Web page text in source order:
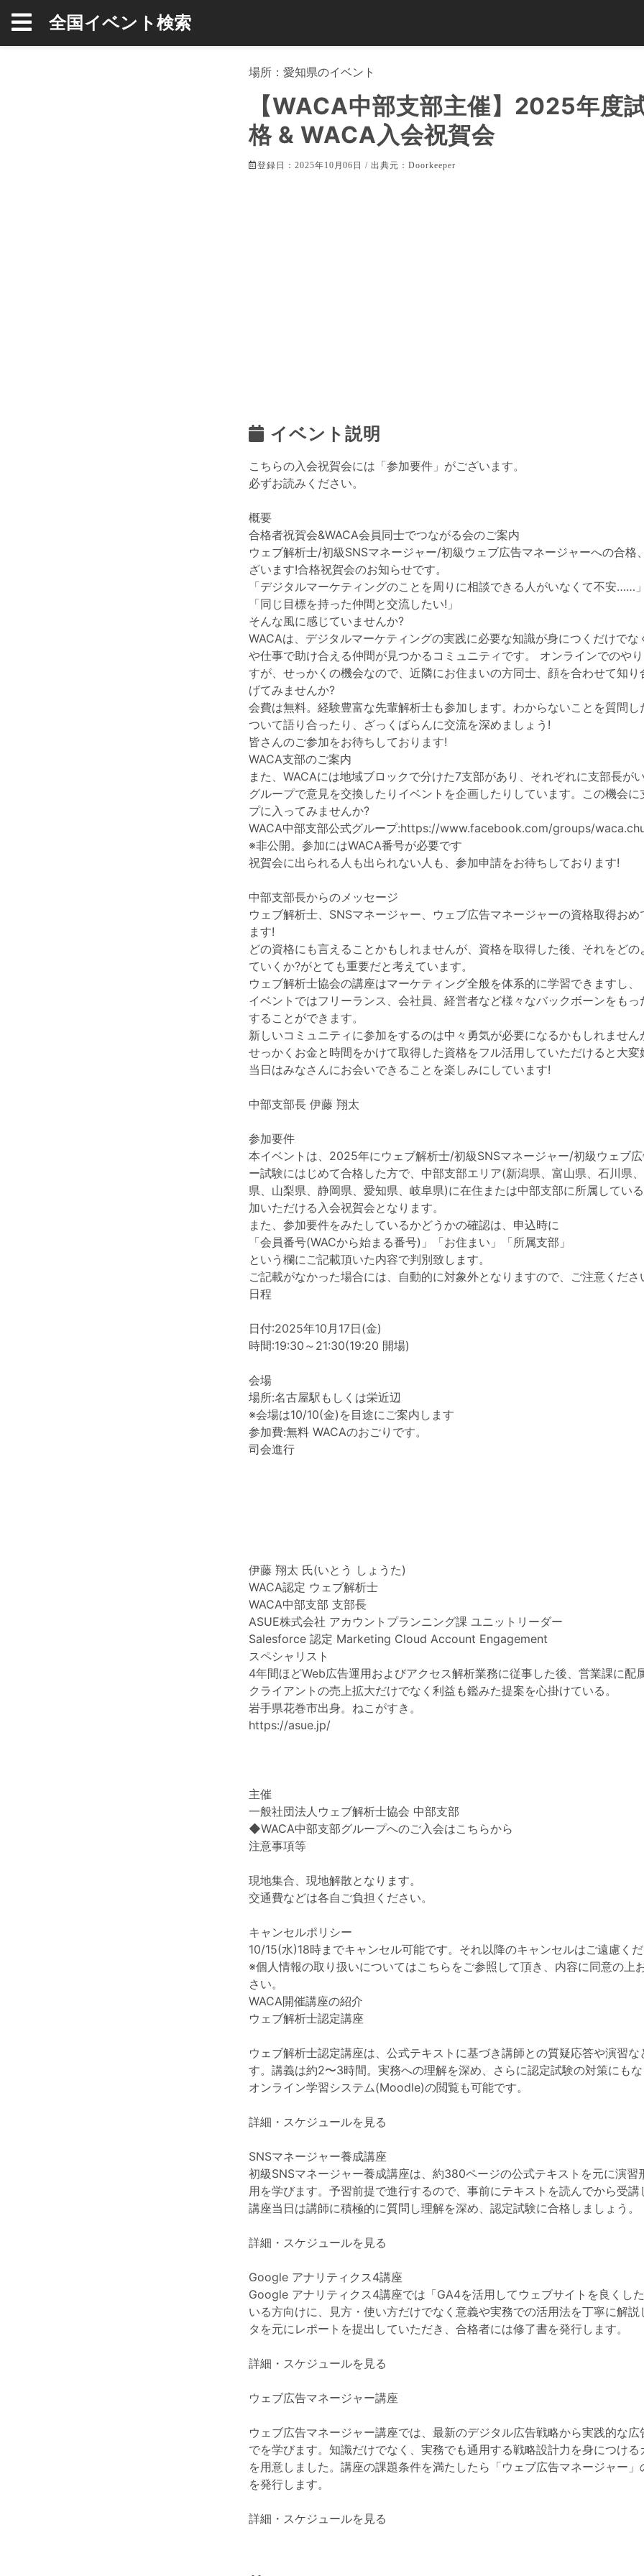
全国イベント検索
場所： 愛知県のイベント
【WACA中部支部主催】2025年度
格 & WACA入会祝賀会
登録日：2025年10月06日 / 出典元：Doorkeeper
イベント説明
こちらの入会祝賀会には「参加要件」がございます。
必ずお読みください。
概要
合格者祝賀会&WACA会員同士でつながる会のご案内
ウェブ解析士/初級SNSマネージャー/初級ウェブ広告マネージャーへの合格
ざいます!合格祝賀会のお知らせです。
「デジタルマーケティングのことを周りに相談できる人がいなくて不安……
「同じ目標を持った仲間と交流したい!」
そんな風に感じていませんか?
WACAは、デジタルマーケティングの実践に必要な知識が身につくだけでな
や仕事で助け合える仲間が見つかるコミュニティです。 オンラインでのや
すが、せっかくの機会なので、近隣にお住まいの方同士、顔を合わせて知り
げてみませんか?
会費は無料。経験豊富な先輩解析士も参加します。わからないことを質問し
ついて語り合ったり、ざっくばらんに交流を深めましょう!
皆さんのご参加をお待ちしております!
WACA支部のご案内
また、WACAには地域ブロックで分けた7支部があり、それぞれに支部長が
グループで意見を交換したりイベントを企画したりしています。この機会に
プに入ってみませんか?
WACA中部支部公式グループ:https://www.facebook.com/groups/
※非公開。参加にはWACA番号が必要です
祝賀会に出られる人も出られない人も、参加申請をお待ちしております!
中部支部長からのメッセージ
ウェブ解析士、SNSマネージャー、ウェブ広告マネージャーの資格取得おめ
ます!
どの資格にも言えることかもしれませんが、資格を取得した後、それをどの
ていくか?がとても重要だと考えています。
ウェブ解析士協会の講座はマーケティング全般を体系的に学習できますし、
イベントではフリーランス、会社員、経営者など様々なバックボーンをもっ
することができます。
新しいコミュニティに参加をするのは中々勇気が必要になるかもしれません
せっかくお金と時間をかけて取得した資格をフル活用していただけると大変
当日はみなさんにお会いできることを楽しみにしています!
中部支部長 伊藤 翔太
参加要件
本イベントは、2025年にウェブ解析士/初級SNSマネージャー/初級ウェブ
ー試験にはじめて合格した方で、中部支部エリア(新潟県、富山県、石川県
県、山梨県、静岡県、愛知県、岐阜県)に在住または中部支部に所属してい
加いただける入会祝賀会となります。
また、参加要件をみたしているかどうかの確認は、申込時に
「会員番号(WACから始まる番号)」「お住まい」「所属支部」
という欄にご記載頂いた内容で判別致します。
ご記載がなかった場合には、自動的に対象外となりますので、ご注意くださ
日程
日付:2025年10月17日(金)
時間:19:30～21:30(19:20 開場)
会場
場所:名古屋駅もしくは栄近辺
※会場は10/10(金)を目途にご案内します
参加費:無料 WACAのおごりです。
司会進行
伊藤 翔太 氏(いとう しょうた)
WACA認定 ウェブ解析士
WACA中部支部 支部長
ASUE株式会社 アカウントプランニング課 ユニットリーダー
Salesforce 認定 Marketing Cloud Account Engagement
スペシャリスト
4年間ほどWeb広告運用およびアクセス解析業務に従事した後、営業課に配
クライアントの売上拡大だけでなく利益も鑑みた提案を心掛けている。
岩手県花巻市出身。ねこがすき。
https://asue.jp/
主催
一般社団法人ウェブ解析士協会 中部支部
◆WACA中部支部グループへのご入会はこちらから
注意事項等
現地集合、現地解散となります。
交通費などは各自ご負担ください。
キャンセルポリシー
10/15(水)18時までキャンセル可能です。それ以降のキャンセルはご遠慮く
※個人情報の取り扱いについてはこちらをご参照して頂き、内容に同意の上
さい。
WACA開催講座の紹介
ウェブ解析士認定講座
ウェブ解析士認定講座は、公式テキストに基づき講師との質疑応答や演習な
す。講義は約2〜3時間。実務への理解を深め、さらに認定試験の対策にも
オンライン学習システム(Moodle)の閲覧も可能です。
詳細・スケジュールを見る
SNSマネージャー養成講座
初級SNSマネージャー養成講座は、約380ページの公式テキストを元に演習
用を学びます。予習前提で進行するので、事前にテキストを読んでから受講
講座当日は講師に積極的に質問し理解を深め、認定試験に合格しましょう。
詳細・スケジュールを見る
Google アナリティクス4講座
Google アナリティクス4講座では「GA4を活用してウェブサイトを良くし
いる方向けに、見方・使い方だけでなく意義や実務での活用法を丁寧に解説
タを元にレポートを提出していただき、合格者には修了書を発行します。
詳細・スケジュールを見る
ウェブ広告マネージャー講座
ウェブ広告マネージャー講座では、最新のデジタル広告戦略から実践的な広
でを学びます。知識だけでなく、実務でも通用する戦略設計力を身につける
を用意しました。講座の課題条件を満たしたら「ウェブ広告マネージャー」
を発行します。
詳細・スケジュールを見る